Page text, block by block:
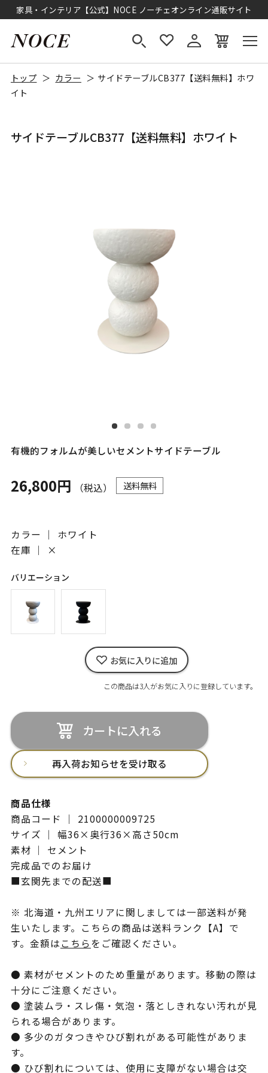
家具・インテリア【公式】NOCE ノーチェオンライン通販サイト
トップ カラー
サイドテーブルCB377【送料無料】ホワ
イト
サイドテーブルCB377【送料無料】ホワイト
有機的フォルムが美しいセメントサイドテーブル
26,800円 （税込） 送料無料
カラー ｜ ホワイト
在庫 ｜
×
バリエーション
お気に入りに追加
この商品は3人がお気に入りに登録しています。
カートに入れる
再入荷お知らせを受け取る
商品仕様
商品コード ｜ 2100000009725
サイズ ｜ 幅36×奥行36×高さ50cm
素材 ｜ セメント
完成品でのお届け
■玄関先までの配送■
※ 北海道・九州エリアに関しましては一部送料が発
生いたします。こちらの商品は送料ランク【A】で
す。金額はこちらをご確認ください。
● 素材がセメントのため重量があります。移動の際は
十分にご注意ください。
● 塗装ムラ・スレ傷・気泡・落としきれない汚れが見
られる場合があります。
● 多少のガタつきやひび割れがある可能性がありま
す。
● ひび割れについては、使用に支障がない場合は交